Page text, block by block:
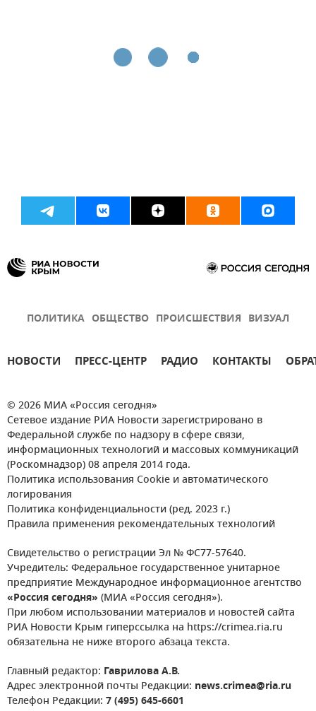
ПОЛИТИКА ОБЩЕСТВО ПРОИСШЕСТВИЯ ВИЗУАЛ
НОВОСТИ ПРЕСС-ЦЕНТР РАДИО КОНТАКТЫ
© 2026 МИА «Россия сегодня»
Сетевое издание РИА Новости зарегистрировано в
Федеральной службе по надзору в сфере связи,
информационных технологий и массовых коммуникаций
(Роскомнадзор) 08 апреля 2014 года.
Политика использования Cookie и автоматического
логирования
Политика конфиденциальности (ред. 2023 г.)
Правила применения рекомендательных технологий
Свидетельство о регистрации Эл № ФС77-57640.
Учредитель: Федеральное государственное унитарное
предприятие Международное информационное агентство
«Россия сегодня» (МИА «Россия сегодня»).
При любом использовании материалов и новостей сайта
РИА Новости Крым гиперссылка на https://crimea.ria.ru
обязательна не ниже второго абзаца текста.
Главный редактор: Гаврилова А.В.
Адрес электронной почты Редакции: news.crimea@ria.ru
Телефон Редакции: 7 (495) 645-6601